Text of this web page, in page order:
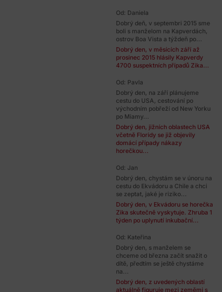
Od: Daniela
Dobrý deň, v septembri 2015 sme
boli s manželom na Kapverdách,
ostrov Boa Vista a týždeň po...
Dobrý den, v měsících září až
prosinec 2015 hlásily Kapverdy
4700 suspektních případů Zika...
Od: Pavla
Dobrý den, na září plánujeme
cestu do USA, cestování po
východním pobřeží od New Yorku
po Miamy...
Dobrý den, jižních oblastech USA
včetně Floridy se již objevily
domácí případy nákazy
horečkou...
Od: Jan
Dobrý den, chystám se v únoru na
cestu do Ekvádoru a Chile a chci
se zeptat, jaké je riziko...
Dobrý den, v Ekvádoru se horečka
Zika skutečně vyskytuje. Zhruba 1
týden po uplynutí inkubační...
Od: Kateřina
Dobrý den, s manželem se
chceme od března začít snažit o
dítě, předtím se ještě chystáme
na...
Dobrý den, z uvedených oblastí
aktuálně figuruje mezi zeměmi s